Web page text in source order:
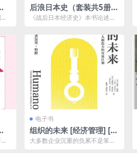
后浪日本史（套装共5册）
[ 套装合集] [pdf+全格式]
《战后日本经济史》本书论述经
时，还穿插介绍了野口悠纪雄...
电子书
组织的未来 [ 经济管理] [p
df+全格式]
大多数企业沉重的负累不是笨拙